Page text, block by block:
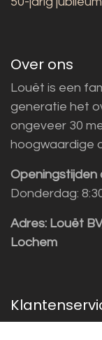
Over ons
Louët is een
generatie het
ongeveer 30
hoogwaardige
Openingstijden
Donderdag:
Adres: Louët
Lochem